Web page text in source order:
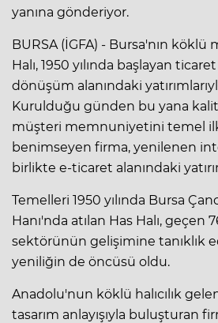
yanına gönderiyor.
BURSA (İGFA) - Bursa'nın köklü
Halı, 1950 yılında başlayan
dönüşüm alanındaki
Kurulduğu günden bu yana
müşteri memnuniyetini temel
benimseyen firma, yenilenen
birlikte e-ticaret alanındaki
Temelleri 1950 yılında Bursa
Hanı'nda atılan Has Halı, geçen
sektörünün gelişimine tanıklık
yeniliğin de öncüsü oldu.
Anadolu'nun köklü halıcılık
tasarım anlayışıyla buluşturan